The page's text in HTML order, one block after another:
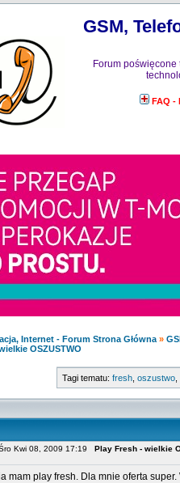
GSM,
Forum
FAQ -
Internet - Forum Strona Główna »
OSZUSTWO
Tagi tematu: fresh, oszustwo,
Śro Kwi 08, 2009 17:19 Play Fresh - wielkie
mam play fresh. Dla mnie oferta